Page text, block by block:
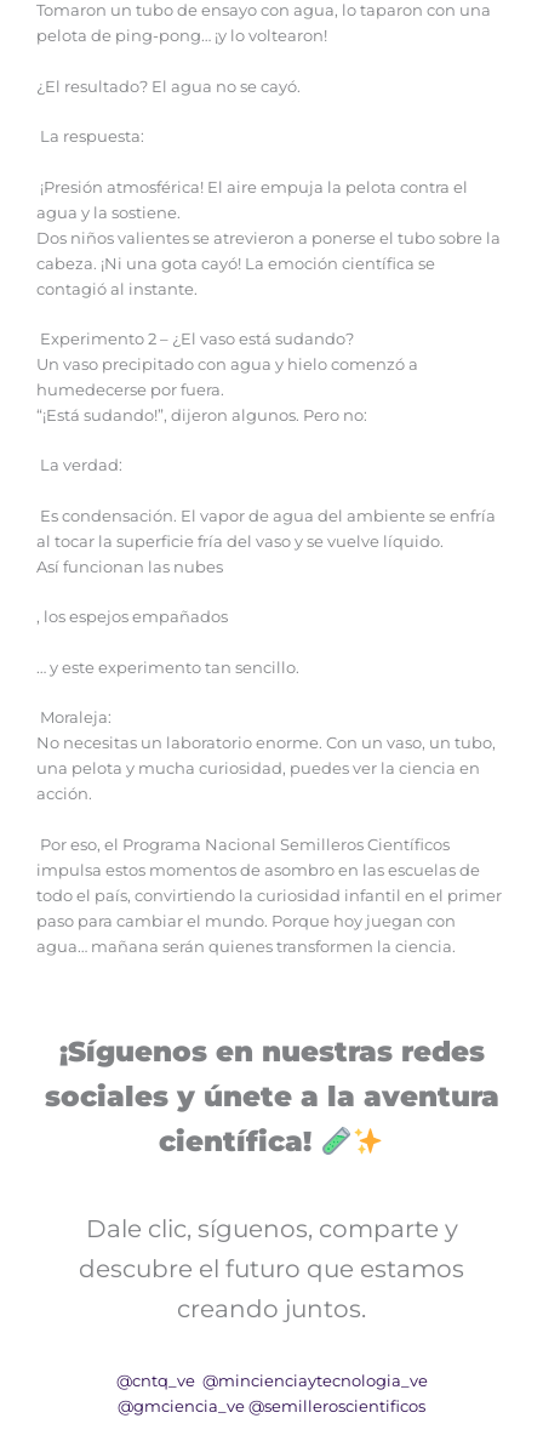
Tomaron un tubo de ensayo con agua, lo taparon con una
pelota de ping-pong… ¡y lo voltearon!
¿El resultado? El agua no se cayó.
La respuesta:
¡Presión atmosférica! El aire empuja la pelota contra el
agua y la sostiene.
Dos niños valientes se atrevieron a ponerse el tubo sobre la
cabeza. ¡Ni una gota cayó! La emoción científica se
contagió al instante.
Experimento 2 – ¿El vaso está sudando?
Un vaso precipitado con agua y hielo comenzó a
humedecerse por fuera.
“¡Está sudando!”, dijeron algunos. Pero no:
La verdad:
Es condensación. El vapor de agua del ambiente se enfría
al tocar la superficie fría del vaso y se vuelve líquido.
Así funcionan las nubes
, los espejos empañados
… y este experimento tan sencillo.
Moraleja:
No necesitas un laboratorio enorme. Con un vaso, un tubo,
una pelota y mucha curiosidad, puedes ver la ciencia en
acción.
Por eso, el Programa Nacional Semilleros Científicos
impulsa estos momentos de asombro en las escuelas de
todo el país, convirtiendo la curiosidad infantil en el primer
paso para cambiar el mundo. Porque hoy juegan con
agua… mañana serán quienes transformen la ciencia.
¡Síguenos en nuestras redes
sociales y únete a la aventura
científica!
Dale clic, síguenos, comparte y
descubre el futuro que estamos
creando juntos.
@cntq_ve @mincienciaytecnologia_ve
@gmciencia_ve @semilleroscientificos